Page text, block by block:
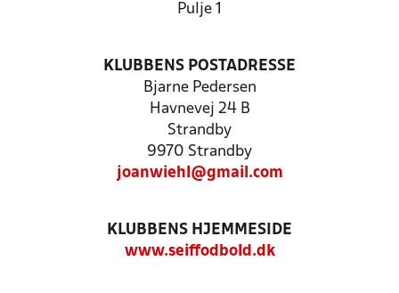
Pulje 1
KLUBBENS POSTADRESSE
Bjarne Pedersen
Havnevej 24 B
Strandby
9970 Strandby
joanwiehl@gmail.com
KLUBBENS HJEMMESIDE
www.seiffodbold.dk